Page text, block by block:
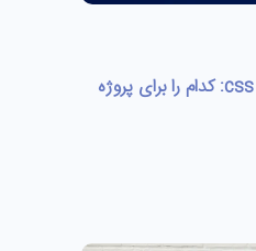
بهترین فریم ورک های css: کدام را برای پروژه